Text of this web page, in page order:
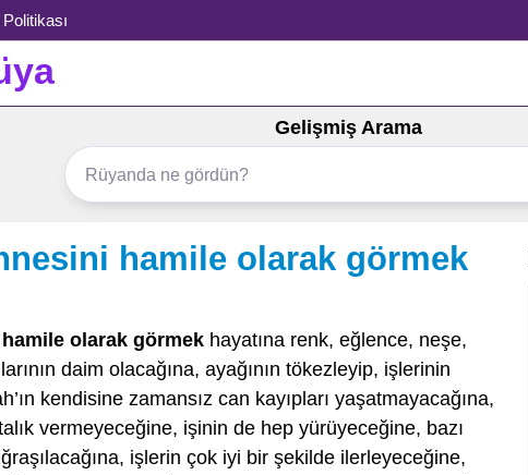
Gelişmiş Arama
hamile olarak görmek
olarak görmek hayatına renk, eğlence, neşe,
daim olacağına, ayağının tökezleyip, işlerinin
kendisine zamansız can kayıpları yaşatmayacağına,
vermeyeceğine, işinin de hep yürüyeceğine, bazı
işlerin çok iyi bir şekilde ilerleyeceğine,